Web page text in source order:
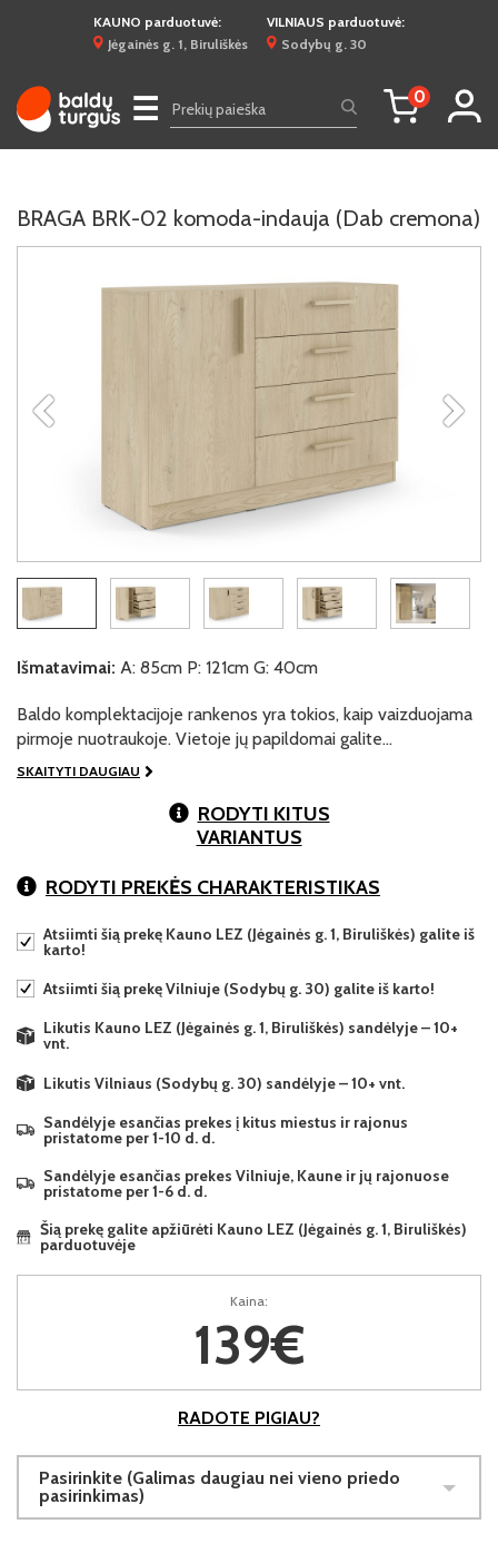
KAUNO parduotuvė:
Jėgainės g. 1, Biruliškės
VILNIAUS parduotuvė:
Sodybų g. 30
☰ 0
BRAGA BRK-02 komoda-indauja (Dab cremona)
Išmatavimai: A: 85cm P: 121cm G: 40cm
Baldo komplektacijoje rankenos yra tokios, kaip vaizduojama
pirmoje nuotraukoje. Vietoje jų papildomai galite…
SKAITYTI DAUGIAU
RODYTI KITUS
VARIANTUS
RODYTI PREKĖS CHARAKTERISTIKAS
Atsiimti šią prekę Kauno LEZ (Jėgainės g. 1, Biruliškės) galite iš
karto!
Atsiimti šią prekę Vilniuje (Sodybų g. 30) galite iš karto!
Likutis Kauno LEZ (Jėgainės g. 1, Biruliškės) sandėlyje – 10+
vnt.
Likutis Vilniaus (Sodybų g. 30) sandėlyje – 10+ vnt.
Sandėlyje esančias prekes į kitus miestus ir rajonus
pristatome per 1-10 d. d.
Sandėlyje esančias prekes Vilniuje, Kaune ir jų rajonuose
pristatome per 1-6 d. d.
Šią prekę galite apžiūrėti Kauno LEZ (Jėgainės g. 1, Biruliškės)
parduotuvėje
Kaina:
139€
RADOTE PIGIAU?
Pasirinkite (Galimas daugiau nei vieno priedo
pasirinkimas)